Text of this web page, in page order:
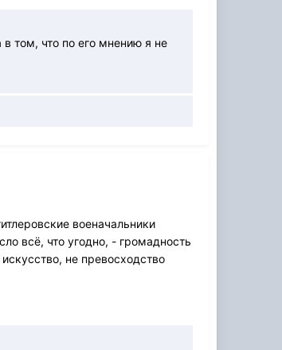
том, что по его мнению я не
военачальники
всё, что угодно, - громадность
не превосходство